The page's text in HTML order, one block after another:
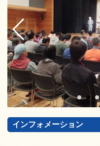
インフォメーション